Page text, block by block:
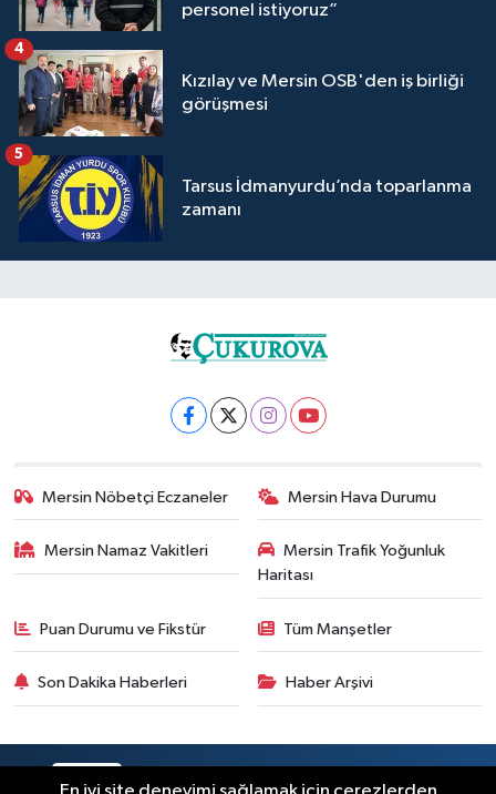
personel istiyoruz”
Kızılay ve Mersin OSB'den iş birliği
görüşmesi
4
Tarsus İdmanyurdu’nda toparlanma
zamanı
5
Mersin Nöbetçi Eczaneler Mersin Hava Durumu
Mersin Namaz Vakitleri
Mersin Trafik Yoğunluk
Haritası
Puan Durumu ve Fikstür Tüm Manşetler
Son Dakika Haberleri Haber Arşivi
RSS Copyright © 2025. Her hakkı saklıdır.